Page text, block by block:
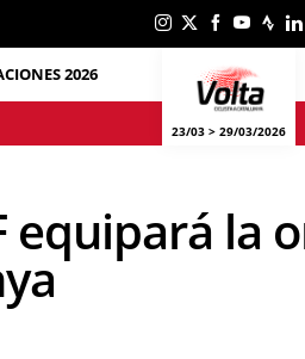
2026
23/03 > 29/03/2026
equipará la